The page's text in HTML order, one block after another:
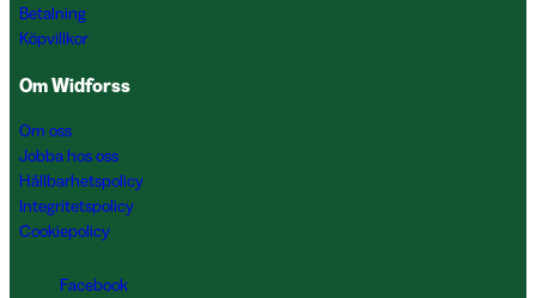
Betalning
Köpvillkor
Om Widforss
Om oss
Jobba hos oss
Hållbarhetspolicy
Integritetspolicy
Cookiepolicy
Facebook